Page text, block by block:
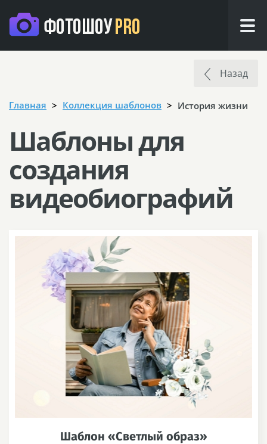
Назад
Главная Коллекция шаблонов История жизни
Шаблоны для
создания
видеобиографий
Шаблон «Светлый образ»